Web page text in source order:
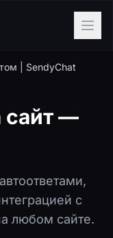
| SendyChat
сайт —
с
любом сайте.